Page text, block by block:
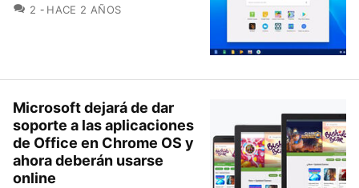
2 COMENTARIOS
HACE 2 AÑOS
Microsoft dejará de dar
soporte a las aplicaciones
de Office en Chrome OS y
ahora deberán usarse
online